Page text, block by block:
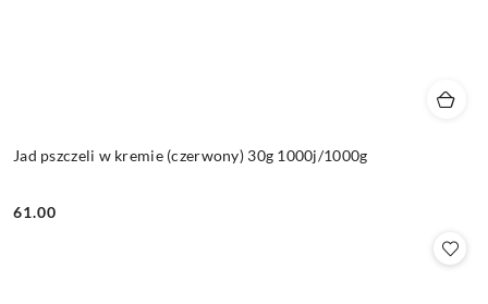
Jad pszczeli w kremie (czerwony) 30g 1000j/1000g
Cena:
61.00